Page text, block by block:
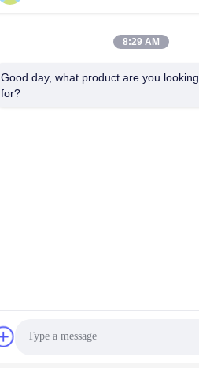
8:29 AM
Good day, what product are you looking
for?